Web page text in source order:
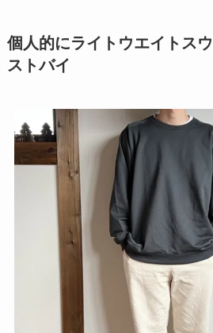
個人的にライトウエイトス
ストバイ